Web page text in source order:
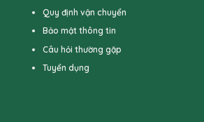
Quy định vận chuyển
Bảo mật thông tin
Câu hỏi thường gặp
Tuyển dụng